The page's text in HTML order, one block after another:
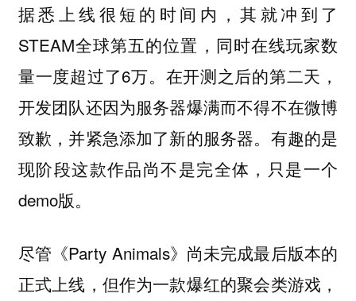
据悉上线很短的时间内，其就冲到了
STEAM全球第五的位置，同时在线玩家数
量一度超过了6万。在开测之后的第二天，
开发团队还因为服务器爆满而不得不在微博
致歉，并紧急添加了新的服务器。有趣的是
现阶段这款作品尚不是完全体，只是一个
demo版。
尽管《Party Animals》尚未完成最后版本的
正式上线，但作为一款爆红的聚会类游戏，